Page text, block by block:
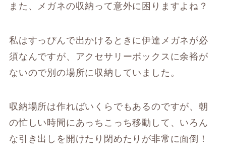
また、メガネの収納って意外に困りますよね？
私はすっぴんで出かけるときに伊達メガネが必
須なんですが、アクセサリーボックスに余裕が
ないので別の場所に収納していました。
収納場所は作ればいくらでもあるのですが、朝
の忙しい時間にあっちこっち移動して、いろん
な引き出しを開けたり閉めたりが非常に面倒！